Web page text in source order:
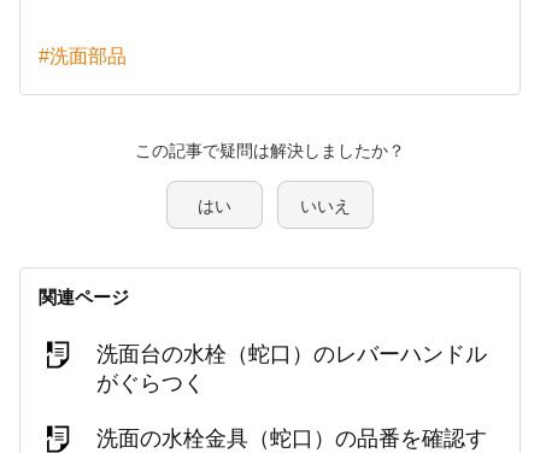
#洗面部品
この記事で疑問は解決しましたか？
はい いいえ
関連ページ
洗面台の水栓（蛇口）のレバーハンドル
がぐらつく
洗面の水栓金具（蛇口）の品番を確認す